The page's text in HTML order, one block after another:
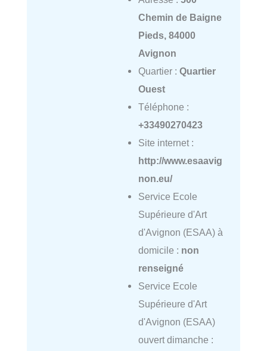
Chemin de Baigne
Pieds, 84000
Avignon
Quartier : Quartier
Ouest
Téléphone :
+33490270423
Site internet :
http://www.esaavig
non.eu/
Service Ecole
Supérieure d'Art
d'Avignon (ESAA) à
domicile : non
renseigné
Service Ecole
Supérieure d'Art
d'Avignon (ESAA)
ouvert dimanche :